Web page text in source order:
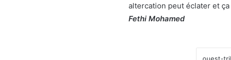
altercation peut éclater et
Fethi Mohamed